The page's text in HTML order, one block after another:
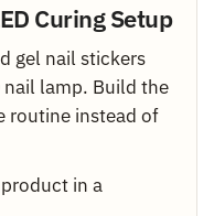
Curing Setup
gel nail stickers
nail lamp. Build the
routine instead of
in a